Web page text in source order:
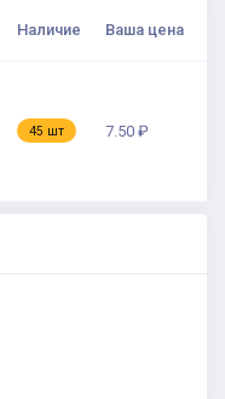
Наличие Ваша цена
45 шт 7.50 ₽